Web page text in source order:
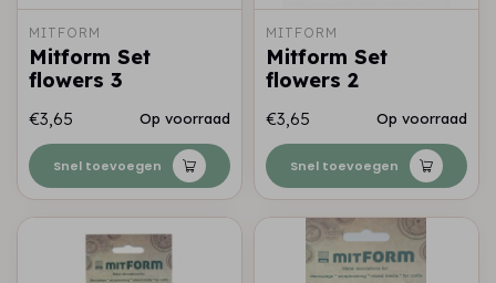
MITFORM
Mitform Set
flowers 3
€3,65 Op voorraad
Snel toevoegen
MITFORM
Mitform Set
flowers 2
€3,65 Op voorraad
Snel toevoegen